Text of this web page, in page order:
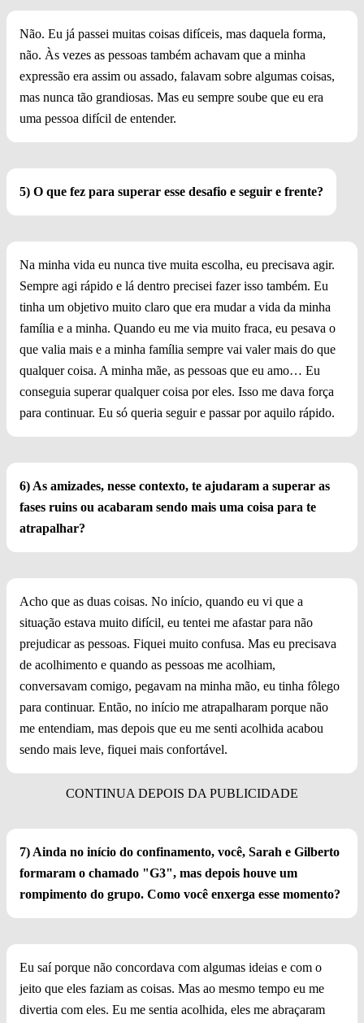
Não. Eu já passei muitas coisas difíceis, mas daquela forma,
não. Às vezes as pessoas também achavam que a minha
expressão era assim ou assado, falavam sobre algumas coisas,
mas nunca tão grandiosas. Mas eu sempre soube que eu era
uma pessoa difícil de entender.
5) O que fez para superar esse desafio e seguir e frente?
Na minha vida eu nunca tive muita escolha, eu precisava agir.
Sempre agi rápido e lá dentro precisei fazer isso também. Eu
tinha um objetivo muito claro que era mudar a vida da minha
família e a minha. Quando eu me via muito fraca, eu pesava o
que valia mais e a minha família sempre vai valer mais do que
qualquer coisa. A minha mãe, as pessoas que eu amo… Eu
conseguia superar qualquer coisa por eles. Isso me dava força
para continuar. Eu só queria seguir e passar por aquilo rápido.
6) As amizades, nesse contexto, te ajudaram a superar as
fases ruins ou acabaram sendo mais uma coisa para te
atrapalhar?
Acho que as duas coisas. No início, quando eu vi que a
situação estava muito difícil, eu tentei me afastar para não
prejudicar as pessoas. Fiquei muito confusa. Mas eu precisava
de acolhimento e quando as pessoas me acolhiam,
conversavam comigo, pegavam na minha mão, eu tinha fôlego
para continuar. Então, no início me atrapalharam porque não
me entendiam, mas depois que eu me senti acolhida acabou
sendo mais leve, fiquei mais confortável.
7) Ainda no início do confinamento, você, Sarah e Gilberto
formaram o chamado "G3", mas depois houve um
rompimento do grupo. Como você enxerga esse momento?
Eu saí porque não concordava com algumas ideias e com o
jeito que eles faziam as coisas. Mas ao mesmo tempo eu me
divertia com eles. Eu me sentia acolhida, eles me abraçaram